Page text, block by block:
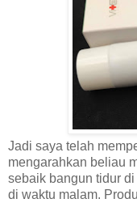
Jadi saya telah
mengarahkan beliau
sebaik bangun tidur
di waktu malam.